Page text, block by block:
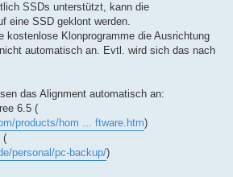
SSDs unterstützt, kann die
eine SSD geklont werden.
kostenlose Klonprogramme die Ausrichtung
automatisch an. Evtl. wird sich das nach
das Alignment automatisch an:
6.5 (
products/hom ... ftware.htm)
(
personal/pc-backup/)